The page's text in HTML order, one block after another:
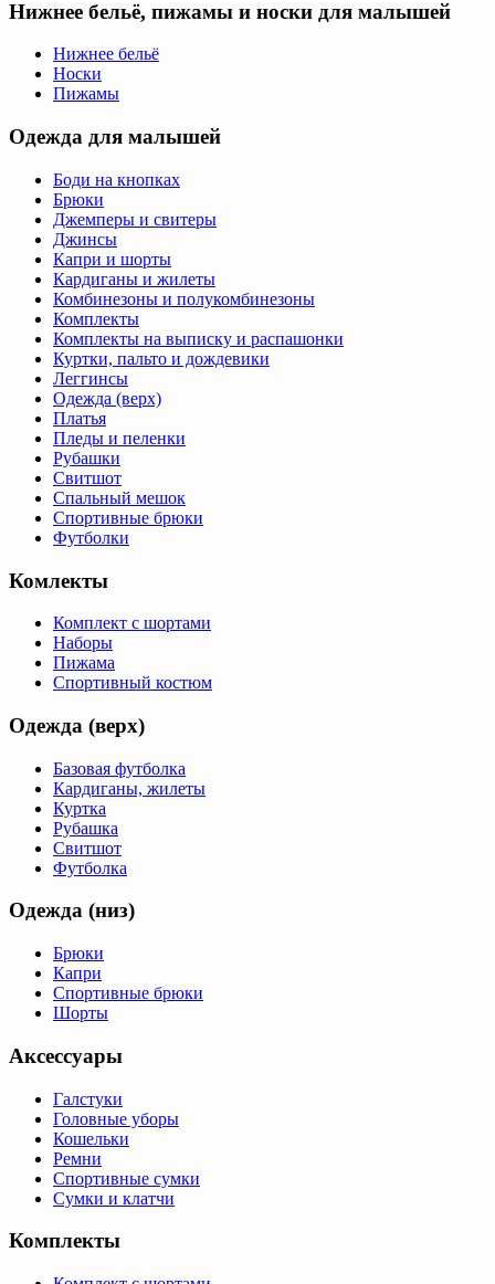
Нижнее бельё, пижамы и носки для малышей
Нижнее бельё
Носки
Пижамы
Одежда для малышей
Боди на кнопках
Брюки
Джемперы и свитеры
Джинсы
Капри и шорты
Кардиганы и жилеты
Комбинезоны и полукомбинезоны
Комплекты
Комплекты на выписку и распашонки
Куртки, пальто и дождевики
Леггинсы
Одежда (верх)
Платья
Пледы и пеленки
Рубашки
Свитшот
Спальный мешок
Спортивные брюки
Футболки
Комлекты
Комплект с шортами
Наборы
Пижама
Спортивный костюм
Одежда (верх)
Базовая футболка
Кардиганы, жилеты
Куртка
Рубашка
Свитшот
Футболка
Одежда (низ)
Брюки
Капри
Спортивные брюки
Шорты
Аксессуары
Галстуки
Головные уборы
Кошельки
Ремни
Спортивные сумки
Сумки и клатчи
Комплекты